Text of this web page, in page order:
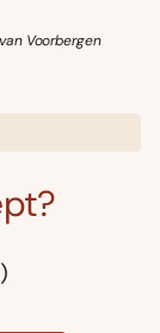
Voorbergen